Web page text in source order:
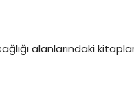
alanlarındaki